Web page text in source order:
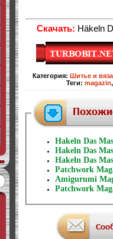
Скачать: Häkeln
Категория: Шитье и
Теги: magazin
Hakeln Das
Hakeln Das
Hakeln Das
Patchwork
Amigurumi
Patchwork